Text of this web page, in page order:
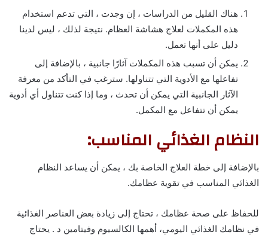
هناك القليل من الدراسات ، إن وجدت ، التي تدعم استخدام
هذه المكملات لعلاج هشاشة العظام. نتيجة لذلك ، ليس لدينا
دليل على أنها تعمل.
يمكن أن تسبب هذه المكملات آثارًا جانبية ، بالإضافة إلى
تفاعلها مع الأدوية التي تتناولها. سترغب في التأكد من معرفة
الآثار الجانبية التي يمكن أن تحدث ، وما إذا كنت تتناول أي أدوية
يمكن أن تتفاعل مع المكمل.
النظام الغذائي المناسب:
بالإضافة إلى خطة العلاج الخاصة بك ، يمكن أن يساعد النظام
الغذائي المناسب في تقوية عظامك.
للحفاظ على صحة عظامك ، تحتاج إلى زيادة بعض العناصر الغذائية
في نظامك الغذائي اليومي، أهمها الكالسيوم وفيتامين د . يحتاج